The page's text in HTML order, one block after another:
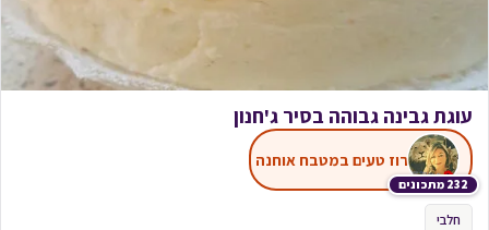
עוגת גבינה גבוהה בסיר ג'חנון
232 מתכונים
רוז טעים במטבח אוחנה
חלבי